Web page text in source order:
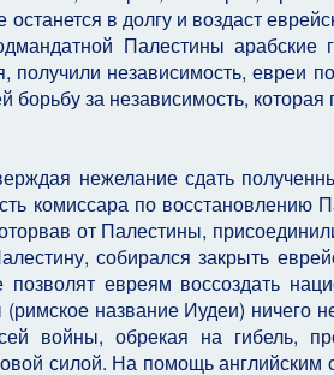
в долгу и воздаст
Палестины арабские
независимость, евреи
за независимость, которая
нежелание сдать
комиссара по восстановлению
от Палестины,
собирался закрыть
евреям воссоздать
название Иудеи) ничего
войны, обрекая на гибель,
силой. На помощь английским